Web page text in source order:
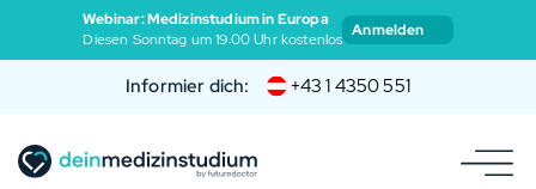
Webinar: Medizinstudium in Europa
Diesen Sonntag um 19:00 Uhr kostenlos Anmelden
Informier dich: +43 1 4350 551